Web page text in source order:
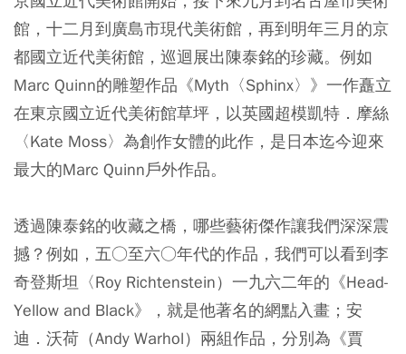
館，十二月到廣島市現代美術館，再到明年三月的京
都國立近代美術館，巡迴展出陳泰銘的珍藏。例如
Marc Quinn的雕塑作品《Myth〈Sphinx〉》一作矗立
在東京國立近代美術館草坪，以英國超模凱特．摩絲
〈Kate Moss〉為創作女體的此作，是日本迄今迎來
最大的Marc Quinn戶外作品。
透過陳泰銘的收藏之橋，哪些藝術傑作讓我們深深震
撼？例如，五○至六○年代的作品，我們可以看到李
奇登斯坦〈Roy Richtenstein）一九六二年的《Head-
Yellow and Black》，就是他著名的網點入畫；安
迪．沃荷（Andy Warhol）兩組作品，分別為《賈